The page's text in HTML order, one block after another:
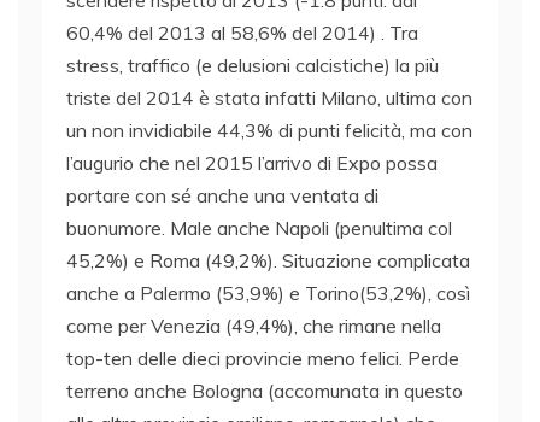
60,4% del 2013 al 58,6% del 2014) . Tra
stress, traffico (e delusioni calcistiche) la più
triste del 2014 è stata infatti Milano, ultima con
un non invidiabile 44,3% di punti felicità, ma con
l’augurio che nel 2015 l’arrivo di Expo possa
portare con sé anche una ventata di
buonumore. Male anche Napoli (penultima col
45,2%) e Roma (49,2%). Situazione complicata
anche a Palermo (53,9%) e Torino(53,2%), così
come per Venezia (49,4%), che rimane nella
top-ten delle dieci provincie meno felici. Perde
terreno anche Bologna (accomunata in questo